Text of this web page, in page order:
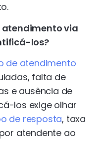
atendimento via
los?
de atendimento
falta de
e ausência de
los exige olhar
de resposta, taxa
atendente ao